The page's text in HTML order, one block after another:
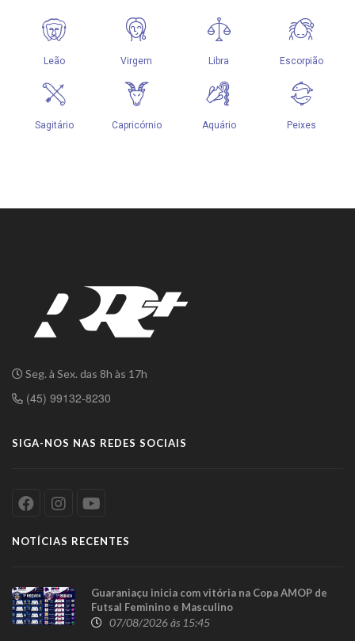
Seg. à Sex. das 8h às 17h
(45) 99132-8230
SIGA-NOS NAS REDES SOCIAIS
NOTÍCIAS RECENTES
Guaraniaçu inicia com vitória na Copa AMOP de
Futsal Feminino e Masculino
07/08/2026 às 15:45